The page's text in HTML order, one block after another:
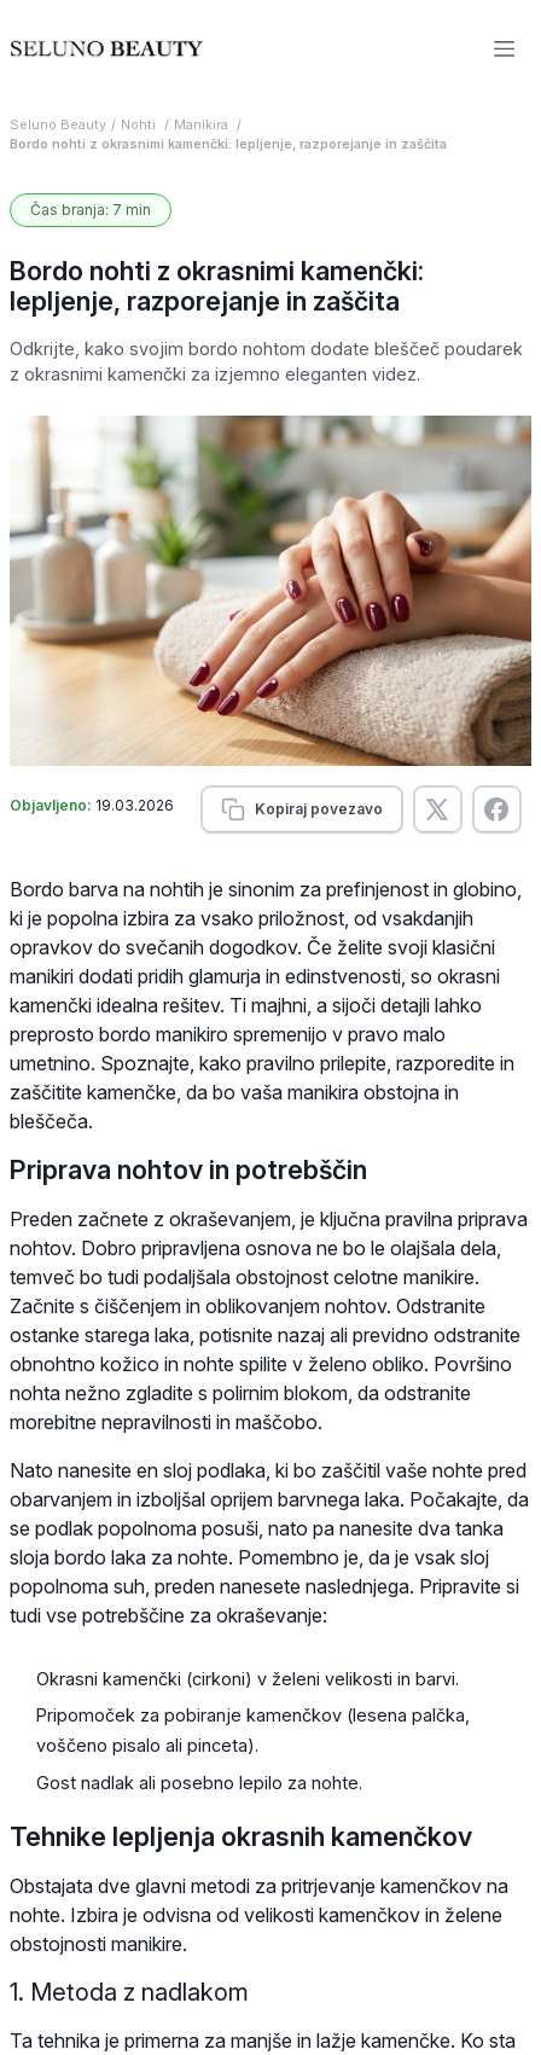
Seluno Beauty Nohti
Manikira
Bordo nohti z okrasnimi kamenčki: lepljenje, razporejanje in zaščita
Čas branja: 7 min
Bordo nohti z okrasnimi kamenčki:
lepljenje, razporejanje in zaščita
Odkrijte, kako svojim bordo nohtom dodate bleščeč poudarek
z okrasnimi kamenčki za izjemno eleganten videz.
Objavljeno: 19.03.2026 Kopiraj povezavo
Bordo barva na nohtih je sinonim za prefinjenost in globino,
ki je popolna izbira za vsako priložnost, od vsakdanjih
opravkov do svečanih dogodkov. Če želite svoji klasični
manikiri dodati pridih glamurja in edinstvenosti, so okrasni
kamenčki idealna rešitev. Ti majhni, a sijoči detajli lahko
preprosto bordo manikiro spremenijo v pravo malo
umetnino. Spoznajte, kako pravilno prilepite, razporedite in
zaščitite kamenčke, da bo vaša manikira obstojna in
bleščeča.
Priprava nohtov in potrebščin
Preden začnete z okraševanjem, je ključna pravilna priprava
nohtov. Dobro pripravljena osnova ne bo le olajšala dela,
temveč bo tudi podaljšala obstojnost celotne manikire.
Začnite s čiščenjem in oblikovanjem nohtov. Odstranite
ostanke starega laka, potisnite nazaj ali previdno odstranite
obnohtno kožico in nohte spilite v želeno obliko. Površino
nohta nežno zgladite s polirnim blokom, da odstranite
morebitne nepravilnosti in maščobo.
Nato nanesite en sloj podlaka, ki bo zaščitil vaše nohte pred
obarvanjem in izboljšal oprijem barvnega laka. Počakajte, da
se podlak popolnoma posuši, nato pa nanesite dva tanka
sloja bordo laka za nohte. Pomembno je, da je vsak sloj
popolnoma suh, preden nanesete naslednjega. Pripravite si
tudi vse potrebščine za okraševanje:
Okrasni kamenčki (cirkoni) v želeni velikosti in barvi.
Pripomoček za pobiranje kamenčkov (lesena palčka,
voščeno pisalo ali pinceta).
Gost nadlak ali posebno lepilo za nohte.
Tehnike lepljenja okrasnih kamenčkov
Obstajata dve glavni metodi za pritrjevanje kamenčkov na
nohte. Izbira je odvisna od velikosti kamenčkov in želene
obstojnosti manikire.
1. Metoda z nadlakom
Ta tehnika je primerna za manjše in lažje kamenčke. Ko sta